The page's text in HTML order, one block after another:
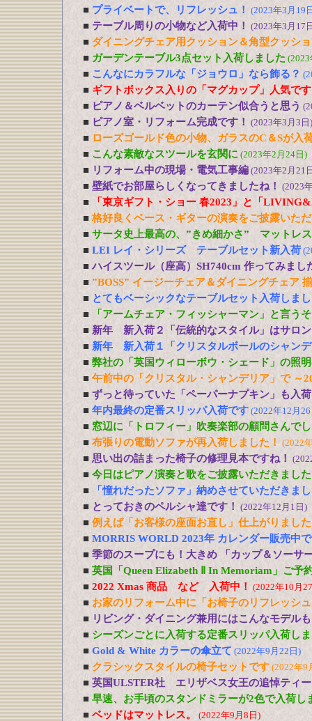
■ プライベートで、リフレッシュ！ (2023年3月19
■ テーブル周りの小物など入荷中！ (2023年3月17
■ ダイニングチェア用クッション＆角型クッシ
■ ガーデンテーブル3点セット入荷しました
■ こんなにカラフルな「ジョウロ」なら飾る？
■ ギフトボックス入りの「マグカップ」人気で
■ ピアノ＆ベルベットのカーテン似合うと思う
■ ピアノ室・リフォーム完成です！ (2023年3月3日)
■ ローズゴールド色の小物、ガラスのC＆Sが入
■ こんな素敵なスツールを玄関に (2023年2月24日)
■ リフォーム中の現場・電気工事編 (2023年2月21
■ 壁紙でお部屋らしくなってきましたね！ (2023
■
「東京ギフト・ショー 春2023」と「
■ 格好良くベース・ギターの演奏をご披露いた
■ サータ史上最高の、”きめ細かさ” マットレ
■ LEI レイ・シリーズ テーブルセット新入荷
■ ハイスツール（座高）SH740cm 作ってみまし
■ ”BOSS” イージーチェア＆ダイニングチェア
■ とてもベーシックなテーブルセット入荷しま
■
「アームチェア・フィッシャーマン」と言う
■ 新年 新入荷２「伝統的なスタイル」はサロ
■ 新年 新入荷１「クリスタルボールのシャン
■ 弊社の「英国ウィローボウ・シェード」の照
■ 午前中の「クリスタル・シャンデリア」で ～
■ ずっと待っていた「ペーパーナプキン」も入
■ 年内最終の定番スリッパ入荷です (2022年12月
■ 窓辺に「トロフィー」吹奏楽部の顧問さんで
■ 布張りの電動ソファが再入荷しました！ (2022
■ 思い出の詰まった椅子の修理見本ですね！
■ 今日はピアノ演奏と歌をご披露いただきまし
■
「憧れだったソファ」納めさせていただきま
■ とっておきのペルシャ達です！ (2022年12月1日)
■ 例えば「お客様の座面お直し」仕上がりました
■ MORRIS WORLD 2023年 カレンダー販売中
■ 季節のスープにも！大きめ 「カップ＆ソーサ
■ 英国「Queen Elizabeth Ⅱ In Memoriam」ご予
■ 2022 Xmas 商品 など 入荷中！ (2022年10月
■ お家のリフォーム中に「お椅子のリフレッシ
■ リビング・ダイニング兼用にはこんなモデルも
■ シーズンごとに入荷する定番スリッパ入荷し
■ Gold & White カラーの傘立て (2022年9月22日)
■ クラシックスタイルの椅子セットです (2022年9
■ 英国ULSTER社 エリザベス女王の追悼ティ
■ 早速、お手頃のスタンドミラーが2色で入荷し
■ ベッドはマットレス。 (2022年9月8日)